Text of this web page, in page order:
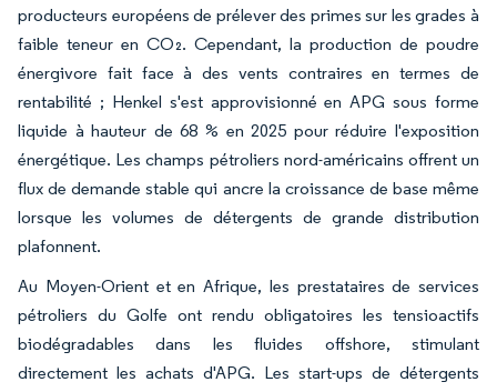
producteurs européens de prélever des primes sur les grades à
faible teneur en CO₂. Cependant, la production de poudre
énergivore fait face à des vents contraires en termes de
rentabilité ; Henkel s'est approvisionné en APG sous forme
liquide à hauteur de 68 % en 2025 pour réduire l'exposition
énergétique. Les champs pétroliers nord-américains offrent un
flux de demande stable qui ancre la croissance de base même
lorsque les volumes de détergents de grande distribution
plafonnent.
Au Moyen-Orient et en Afrique, les prestataires de services
pétroliers du Golfe ont rendu obligatoires les tensioactifs
biodégradables dans les fluides offshore, stimulant
directement les achats d'APG. Les start-ups de détergents